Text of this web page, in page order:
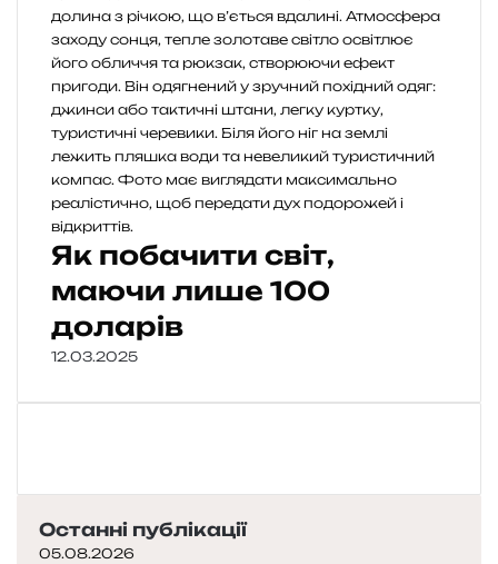
Як побачити світ,
маючи лише 100
доларів
12.03.2025
Останні публікації
05.08.2026